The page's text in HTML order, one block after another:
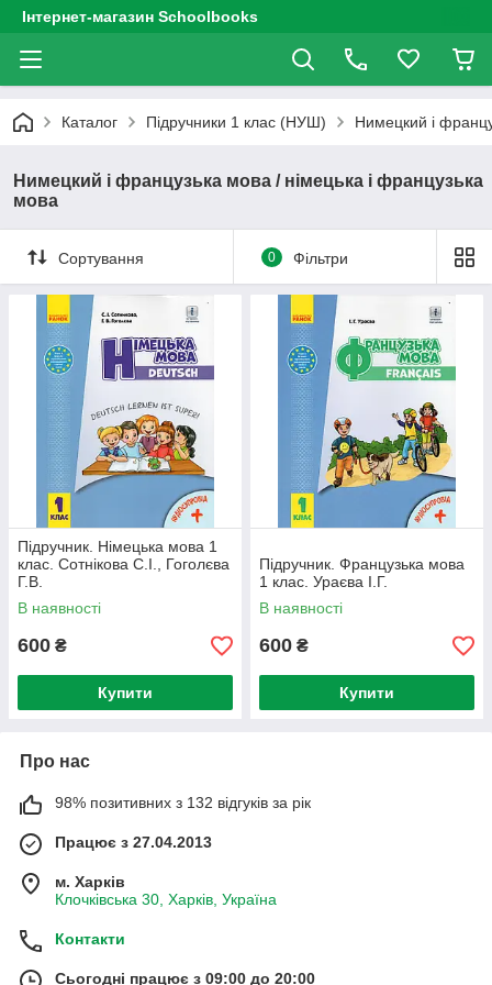
Інтернет-магазин Schoolbooks
Каталог Підручники 1 клас (НУШ) Нимецкий і
Нимецкий і французька мова / німецька і французька
мова
Сортування 0 Фільтри
Підручник. Німецька мова 1
клас. Сотнікова С.І., Гоголєва
Г.В.
В наявності
600 ₴
Купити
Підручник. Французька мова
1 клас. Ураєва І.Г.
В наявності
600 ₴
Купити
Про нас
98% позитивних з 132 відгуків за рік
Працює з 27.04.2013
м. Харків
Клочківська 30, Харків, Україна
Контакти
Сьогодні працює з 09:00 до 20:00